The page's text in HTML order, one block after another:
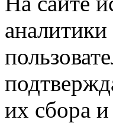
их сбора